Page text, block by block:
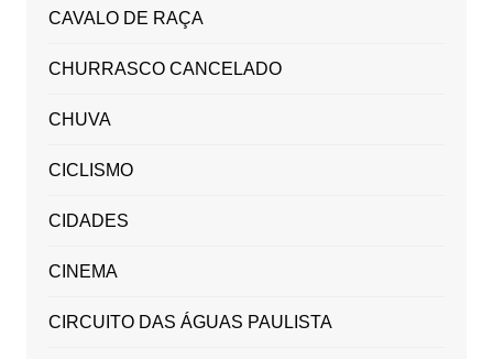
CAVALO DE RAÇA
CHURRASCO CANCELADO
CHUVA
CICLISMO
CIDADES
CINEMA
CIRCUITO DAS ÁGUAS PAULISTA